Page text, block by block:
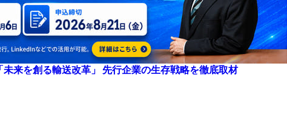
未来を創る輸送改革」 先行企業の生存戦略を徹底取材